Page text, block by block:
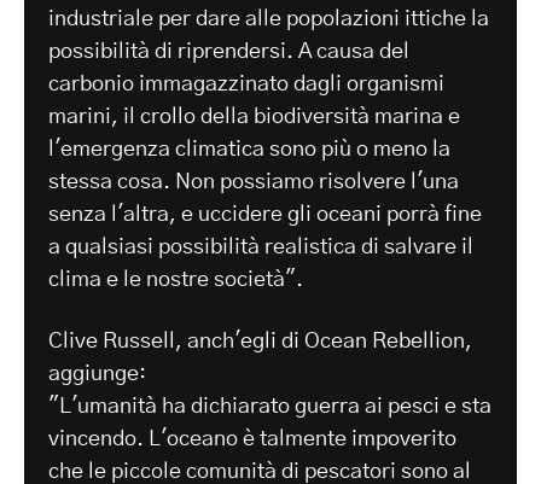
industriale per dare alle popolazioni ittiche la
possibilità di riprendersi. A causa del
carbonio immagazzinato dagli organismi
marini, il crollo della biodiversità marina e
l'emergenza climatica sono più o meno la
stessa cosa. Non possiamo risolvere l'una
senza l'altra, e uccidere gli oceani porrà fine
a qualsiasi possibilità realistica di salvare il
clima e le nostre società".
Clive Russell, anch'egli di Ocean Rebellion,
aggiunge:
"L'umanità ha dichiarato guerra ai pesci e sta
vincendo. L'oceano è talmente impoverito
che le piccole comunità di pescatori sono al